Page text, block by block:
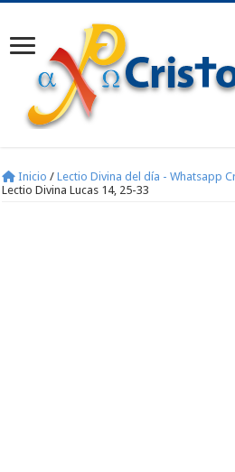
Inicio / Lectio Divina del día - Whatsapp
Lectio Divina Lucas 14, 25-33